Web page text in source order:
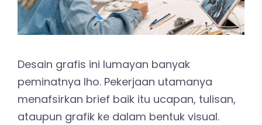
Desain grafis ini lumayan banyak
peminatnya lho. Pekerjaan utamanya
menafsirkan brief baik itu ucapan, tulisan,
ataupun grafik ke dalam bentuk visual.